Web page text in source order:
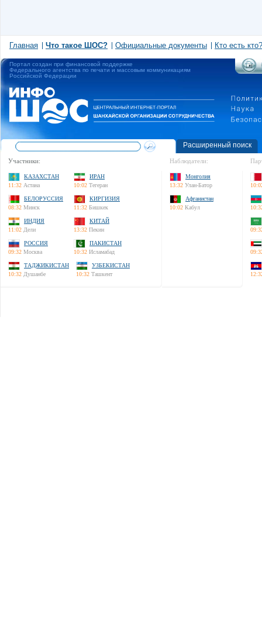
Главная Что такое ШОС? Официальные документы Кто есть кто?
Портал создан при финансовой поддержке
Федерального агентства по печати и массовым коммуникациям
Российской Федерации
Расширенный поиск
Участники:
КАЗАХСТАН
11:32 Астана
ИРАН
10:02 Тегеран
БЕЛОРУССИЯ
08:32 Минск
КИРГИЗИЯ
11:32 Бишкек
ИНДИЯ
11:02 Дели
КИТАЙ
13:32 Пекин
РОССИЯ
09:32 Москва
ПАКИСТАН
10:32 Исламабад
ТАДЖИКИСТАН
10:32 Душанбе
УЗБЕКИСТАН
10:32 Ташкент
Наблюдатели:
Монголия
13:32 Улан-Батор
Афганистан
10:02 Кабул